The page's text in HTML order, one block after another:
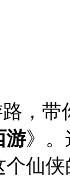
，带
游》。
个仙